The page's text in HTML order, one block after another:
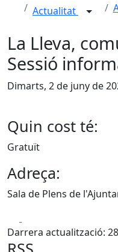
Actualitat
La Lleva,
Sessió
Dimarts, 2 de juny de
Quin cost té:
Gratuït
Adreça:
Sala de Plens de
Darrera actualització: